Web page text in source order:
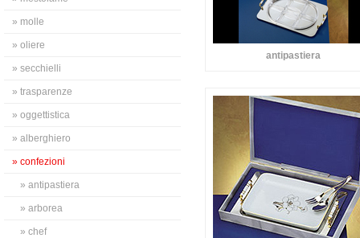
» molle
» oliere
» secchielli
» trasparenze
» oggettistica
» alberghiero
» confezioni
» antipastiera
» arborea
» chef
antipastiera